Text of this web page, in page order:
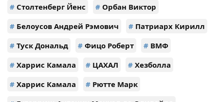
# Столтенберг Йенс # Орбан Виктор
# Белоусов Андрей Рэмович # Патриарх Кирилл
# Туск Дональд # Фицо Роберт # ВМФ
# Харрис Камала # ЦАХАЛ # Хезболла
# Харрис Камала # Рютте Марк